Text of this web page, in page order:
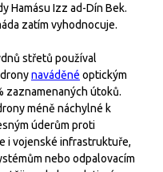
Hamásu Izz ad-Dín Bek.
zatím vyhodnocuje.
střetů používal
naváděné optickým
zaznamenaných útoků.
méně náchylné k
úderům proti
i vojenské infrastruktuře,
nebo odpalovacím